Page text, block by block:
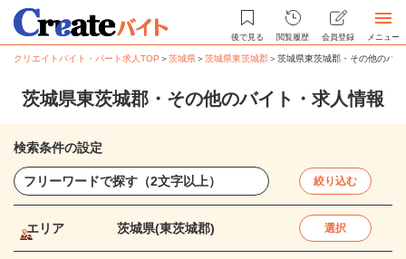
後で見る 閲覧履歴 会員登録 メニュー
クリエイトバイト・パート求人TOP ＞茨城県＞茨城県東茨城郡＞茨城県東茨城郡・その他のバ
茨城県東茨城郡・その他のバイト・求人情報
検索条件の設定
絞り込む
エリア 茨城県(東茨城郡) 選択